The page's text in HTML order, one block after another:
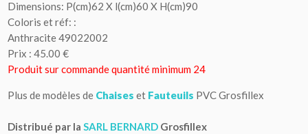
Dimensions: P(cm)62 X l(cm)60 X H(cm)90
Coloris et réf: :
Anthracite 49022002
Prix : 45.00 €
Produit sur commande quantité minimum 24
Plus de modèles de Chaises et Fauteuils PVC Grosfillex
Distribué par laSARL BERNARD Grosfillex